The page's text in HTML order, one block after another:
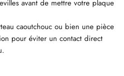
avant de mettre votre plaque
caoutchouc ou bien une pièce
pour éviter un contact direct